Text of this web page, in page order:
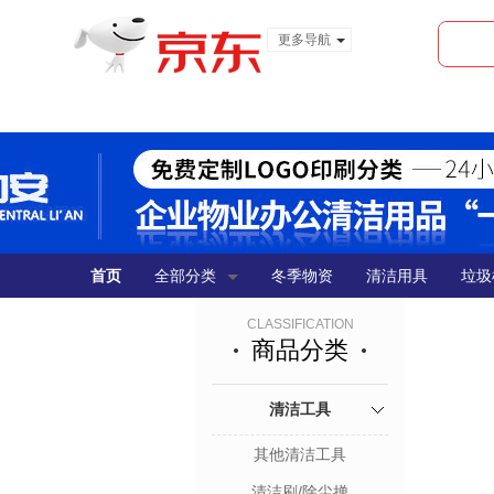
更多导航
首页 全部分类 冬季物资 清洁用具 垃
CLASSIFICATION
商品分类
清洁工具
其他清洁工具